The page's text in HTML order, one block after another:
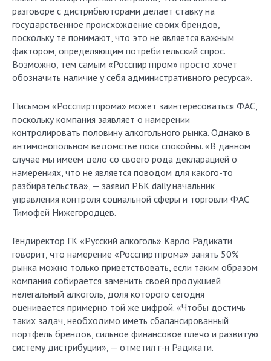
разговоре с дистрибьюторами делает ставку на
государственное происхождение своих брендов,
поскольку те понимают, что это не является важным
фактором, определяющим потребительский спрос.
Возможно, тем самым «Росспиртпром» просто хочет
обозначить наличие у себя административного ресурса».
Письмом «Росспиртпрома» может заинтересоваться ФАС,
поскольку компания заявляет о намерении
контролировать половину алкогольного рынка. Однако в
антимонопольном ведомстве пока спокойны. «В данном
случае мы имеем дело со своего рода декларацией о
намерениях, что не является поводом для какого-то
разбирательства», — заявил РБК daily начальник
управления контроля социальной сферы и торговли ФАС
Тимофей Нижегородцев.
Гендиректор ГК «Русский алкоголь» Карло Радикати
говорит, что намерение «Росспиртпрома» занять 50%
рынка можно только приветствовать, если таким образом
компания собирается заменить своей продукцией
нелегальный алкоголь, доля которого сегодня
оценивается примерно той же цифрой. «Чтобы достичь
таких задач, необходимо иметь сбалансированный
портфель брендов, сильное финансовое плечо и развитую
систему дистрибуции», — отметил г-н Радикати.